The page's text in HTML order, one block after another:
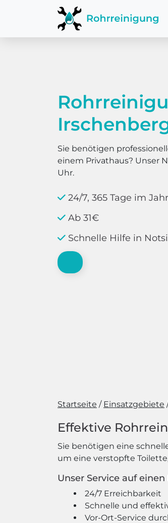
Sie benötigen
einem Privathaus? Unser
Uhr.
24/7, 365 Tage im Jahr
Ab 31€
Schnelle Hilfe in
Startseite Einsatzgebiete
Effektive
Sie benötigen eine
um eine verstopfte
Unser Service auf einen
24/7 Erreichbarkeit
Schnelle und
Vor-Ort-Service